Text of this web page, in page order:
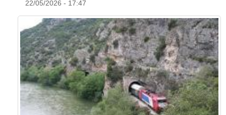
22/05/2026 - 17:47